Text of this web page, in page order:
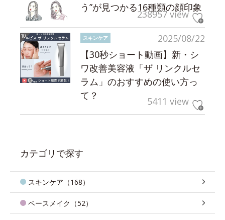
う”が見つかる16種類の顔印象
238957 view
2025/08/22
スキンケア
【30秒ショート動画】新・シ
ワ改善美容液「ザ リンクルセ
ラム」のおすすめの使い方っ
て？
5411 view
カテゴリで探す
スキンケア（168）
ベースメイク（52）